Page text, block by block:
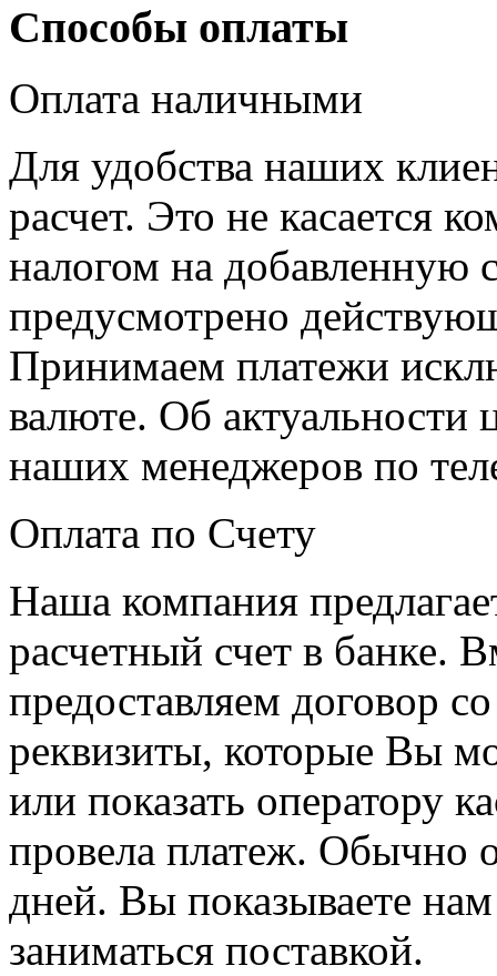
Способы оплаты
Оплата наличными
Для удобства наших
расчет. Это не касается
налогом на добавленную
предусмотрено
Принимаем платежи
валюте. Об актуальности
наших менеджеров по
Оплата по Счету
Наша компания
расчетный счет в банке.
предоставляем договор
реквизиты, которые Вы
или показать оператору
провела платеж. Обычно
дней. Вы показываете
заниматься поставкой.